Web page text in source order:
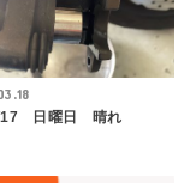
17 日曜日 晴れ